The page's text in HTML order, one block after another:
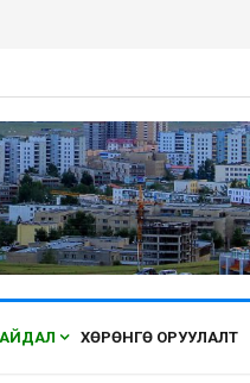
ХӨРӨНГӨ ОРУУЛАЛТ